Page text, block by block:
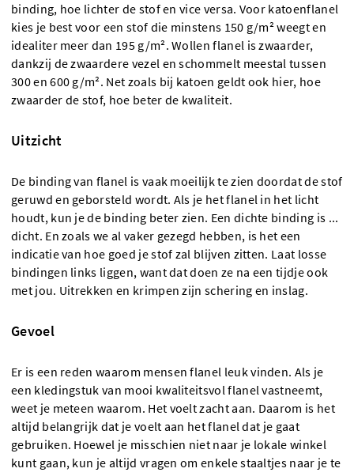
binding, hoe lichter de stof en vice versa. Voor katoenflanel
kies je best voor een stof die minstens 150 g/m² weegt en
idealiter meer dan 195 g/m². Wollen flanel is zwaarder,
dankzij de zwaardere vezel en schommelt meestal tussen
300 en 600 g/m². Net zoals bij katoen geldt ook hier, hoe
zwaarder de stof, hoe beter de kwaliteit.
Uitzicht
De binding van flanel is vaak moeilijk te zien doordat de stof
geruwd en geborsteld wordt. Als je het flanel in het licht
houdt, kun je de binding beter zien. Een dichte binding is ...
dicht. En zoals we al vaker gezegd hebben, is het een
indicatie van hoe goed je stof zal blijven zitten. Laat losse
bindingen links liggen, want dat doen ze na een tijdje ook
met jou. Uitrekken en krimpen zijn schering en inslag.
Gevoel
Er is een reden waarom mensen flanel leuk vinden. Als je
een kledingstuk van mooi kwaliteitsvol flanel vastneemt,
weet je meteen waarom. Het voelt zacht aan. Daarom is het
altijd belangrijk dat je voelt aan het flanel dat je gaat
gebruiken. Hoewel je misschien niet naar je lokale winkel
kunt gaan, kun je altijd vragen om enkele staaltjes naar je te